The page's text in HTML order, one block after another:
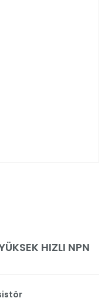
HIZLI NPN